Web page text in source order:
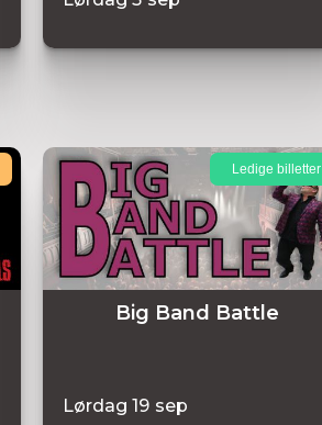
Big Band Battle
Lørdag 19 sep
Ledige billetter